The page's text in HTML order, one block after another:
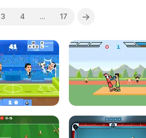
3 4 ... 17